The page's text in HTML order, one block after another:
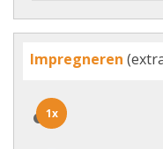
Impregneren
1x
1x